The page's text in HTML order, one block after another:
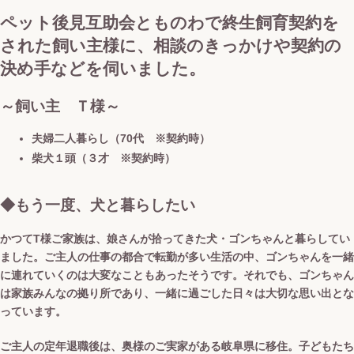
ペット後見互助会とものわで終生飼育契約を
された飼い主様に、相談のきっかけや契約の
決め手などを伺いました。
～飼い主 Ｔ様～
夫婦二人暮らし（70代 ※契約時）
柴犬１頭（３才 ※契約時）
◆もう一度、犬と暮らしたい
かつてT様ご家族は、娘さんが拾ってきた犬・ゴンちゃんと暮らしてい
ました。ご主人の仕事の都合で転勤が多い生活の中、ゴンちゃんを一緒
に連れていくのは大変なこともあったそうです。それでも、ゴンちゃん
は家族みんなの拠り所であり、一緒に過ごした日々は大切な思い出とな
っています。
ご主人の定年退職後は、奥様のご実家がある岐阜県に移住。子どもたち